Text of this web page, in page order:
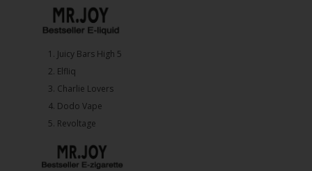
1.⁠ ⁠Juicy Bars High 5
2.⁠ ⁠⁠Elfliq
3.⁠ ⁠⁠Charlie Lovers
4.⁠ ⁠⁠Dodo Vape
5. ⁠Revoltage